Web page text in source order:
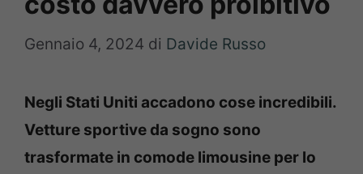
Gennaio 4, 2024 di Davide Russo
Negli Stati Uniti accadono cose incredibili.
Vetture sportive da sogno sono
trasformate in comode limousine per lo